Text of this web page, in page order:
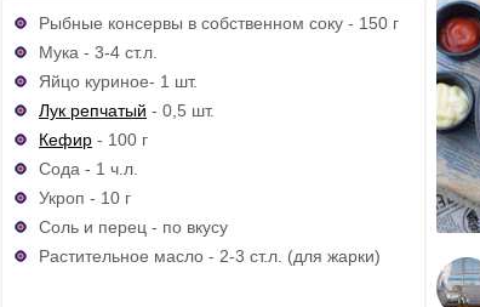
Рыбные консервы в собственном соку - 150 г
Мука - 3-4 ст.л.
Яйцо куриное- 1 шт.
Лук репчатый - 0,5 шт.
Кефир - 100 г
Сода - 1 ч.л.
Укроп - 10 г
Соль и перец - по вкусу
Растительное масло - 2-3 ст.л. (для жарки)